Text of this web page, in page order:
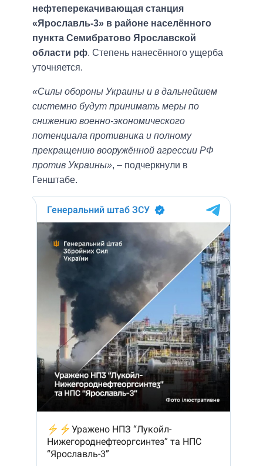
нефтеперекачивающая станция
«Ярославль-3» в районе населённого
пункта Семибратово Ярославской
области рф. Степень нанесённого ущерба
уточняется.
«Силы обороны Украины и в дальнейшем
системно будут принимать меры по
снижению военно-экономического
потенциала противника и полному
прекращению вооружённой агрессии РФ
против Украины», – подчеркнули в
Генштабе.